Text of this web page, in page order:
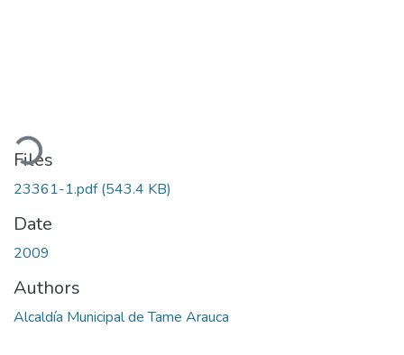
Files
23361-1.pdf(543.4 KB)
Date
2009
Authors
Alcaldía Municipal de Tame Arauca